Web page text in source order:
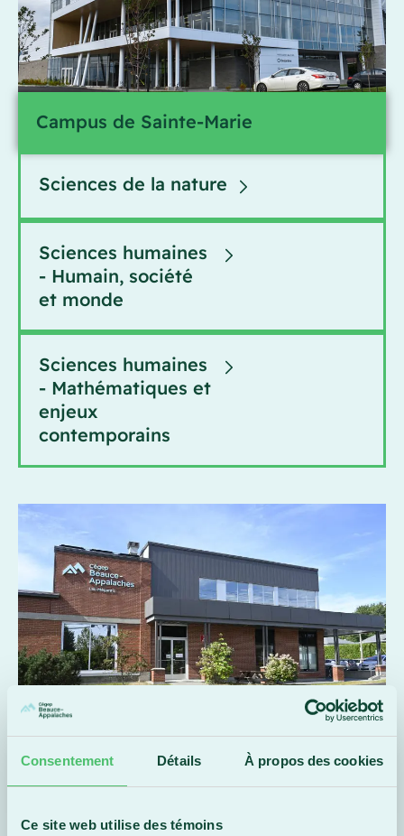
Consentement Détails À propos des cookies
Ce site web utilise des témoins
Campus de Sainte-Marie
Sciences de la nature
Sciences humaines
- Humain, société
et monde
Sciences humaines
- Mathématiques et
enjeux
contemporains
Campus de Lac-Mégantic